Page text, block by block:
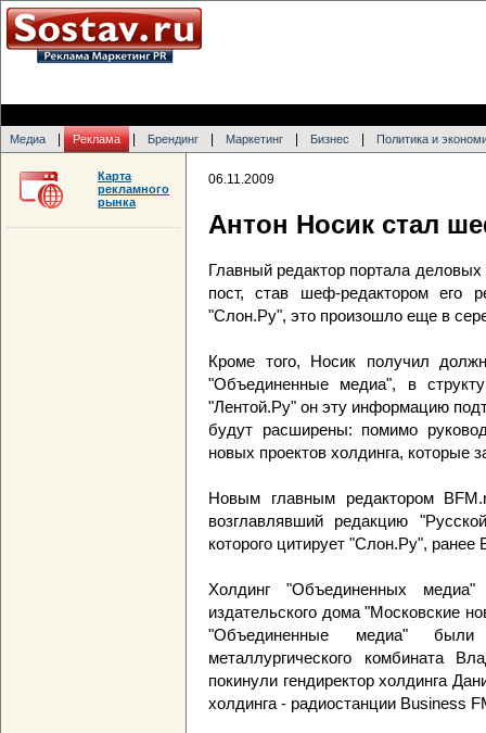
Медиа Реклама Брендинг Маркетинг Бизнес Политика и
06.11.2009
Антон Носик стал
Главный редактор портала
пост, став шеф-редактором его
"Слон.Ру", это произошло еще в
Кроме того, Носик получил
"Объединенные медиа", в
"Лентой.Ру" он эту информацию
будут расширены: помимо
новых проектов холдинга, которые
Новым главным редактором
возглавлявший редакцию
которого цитирует "Слон.Ру",
Холдинг "Объединенных
издательского дома "Московские
"Объединенные медиа" были
металлургического комбината
покинули гендиректор холдинга
холдинга - радиостанции Business
Карта
рекламного
рынка